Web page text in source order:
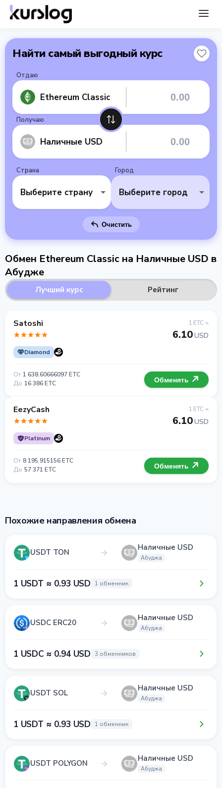
Найти самый выгодный курс
Отдаю
Ethereum Classic
Получаю
Наличные USD
Страна
Выберите страну
Город
Выберите город
Очистить
Обмен Ethereum Classic на Наличные USD в
Абудже
Лучший курс Рейтинг
Satoshi
Diamond
1 ETC =
6.10USD
От 1 638.60666097 ETC
До 16 386 ETC Обменять
EezyCash
Platinum
1 ETC =
6.10USD
От 8 195.915156 ETC
До 57 371 ETC Обменять
Похожие направления обмена
USDT TON Наличные USD
Абуджа
1 USDT ≈ 0.93 USD 1 обменник
USDC ERC20 Наличные USD
Абуджа
1 USDC ≈ 0.94 USD 3 обменников
USDT SOL Наличные USD
Абуджа
1 USDT ≈ 0.93 USD 1 обменник
USDT POLYGON Наличные USD
Абуджа